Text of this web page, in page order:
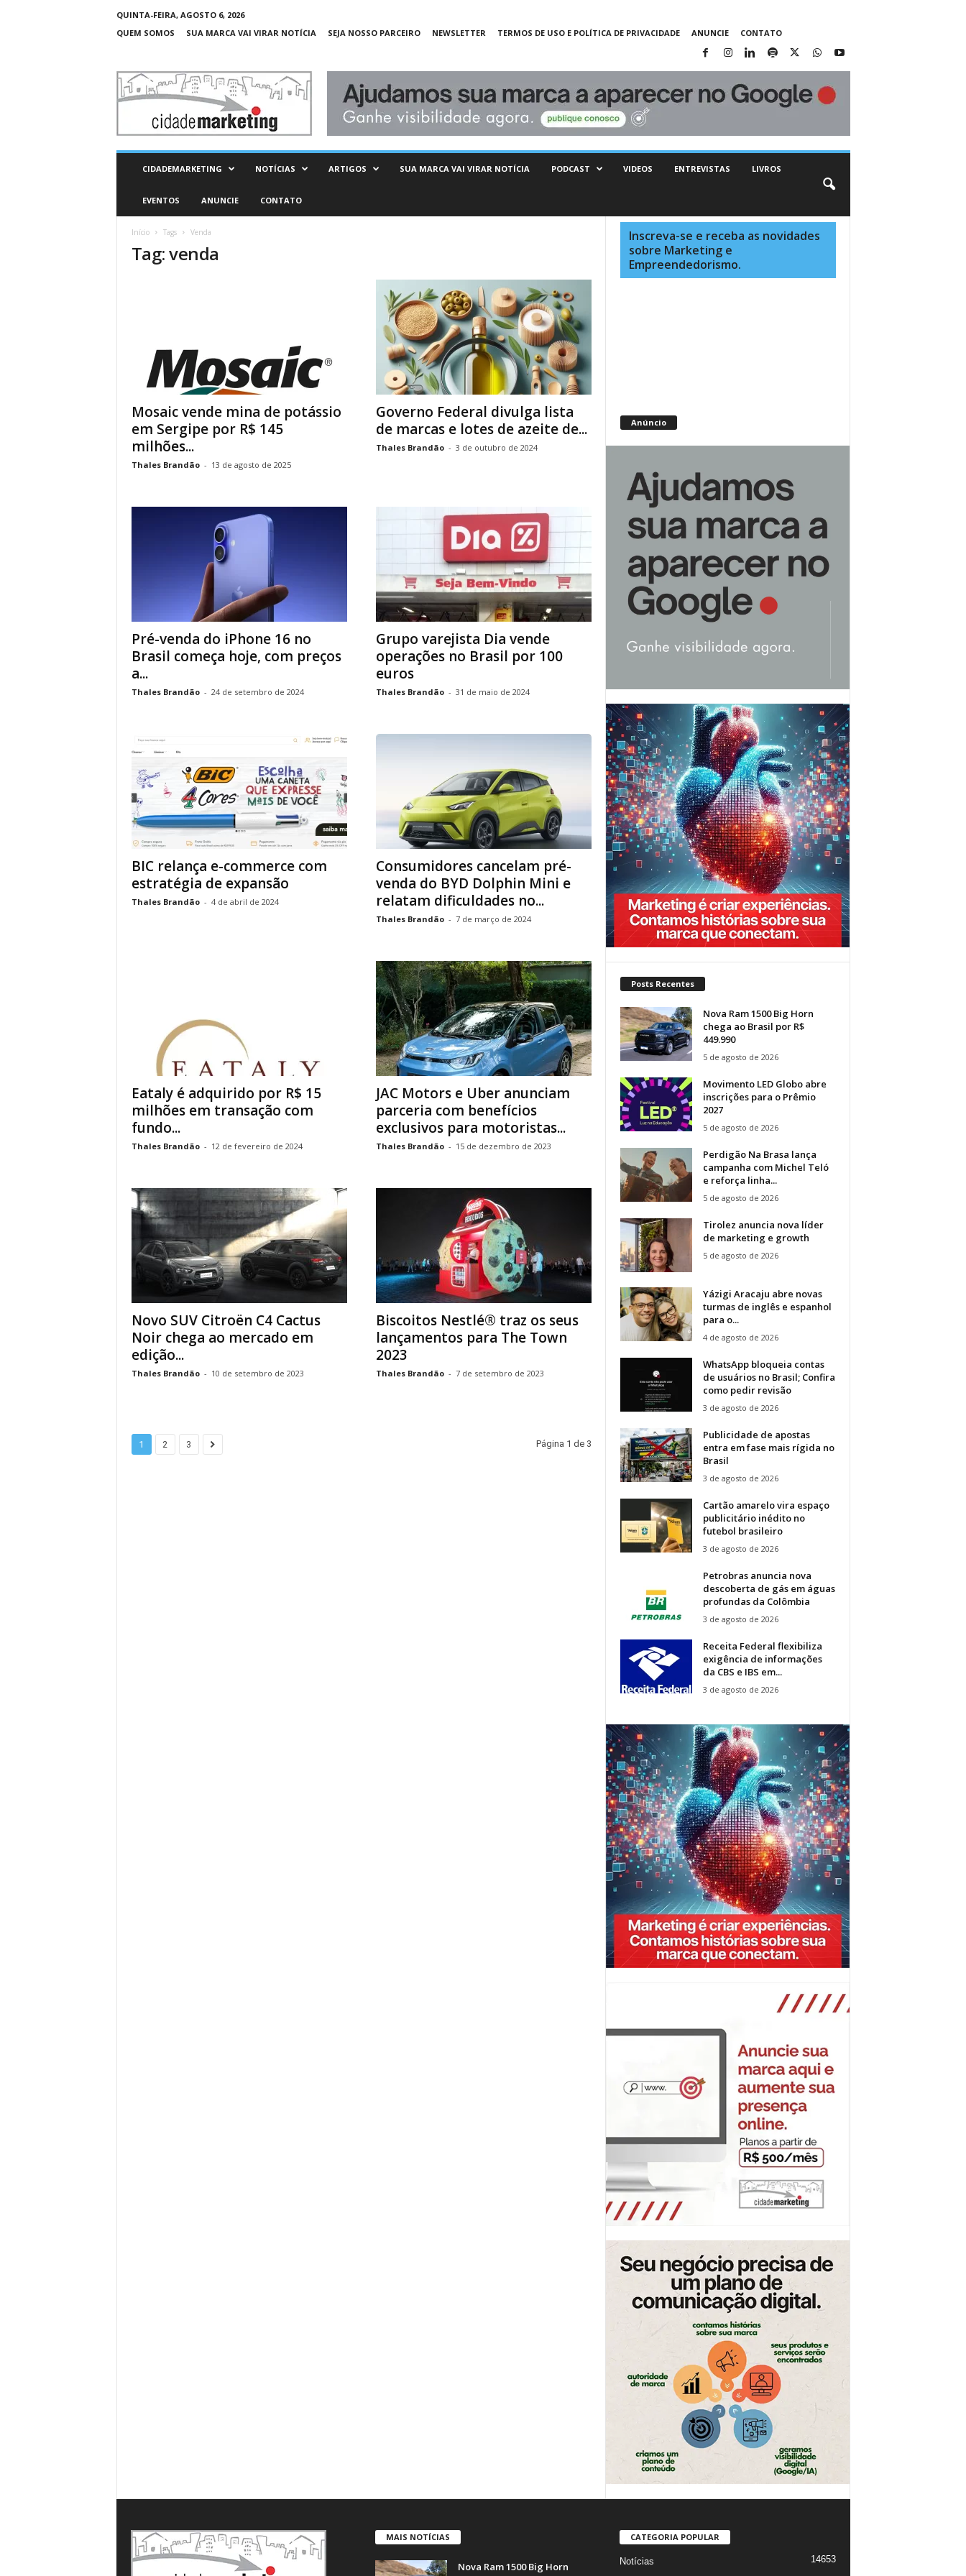
QUINTA-FEIRA, AGOSTO 6, 2026
QUEM SOMOS
SUA MARCA VAI VIRAR NOTÍCIA SEJA NOSSO PARCEIRO NEWSLETTER TERMOS DE USO E POLÍTICA DE PRIVACIDADE ANUNCIE CONTATO
C
d
CIDADEMARKETING NOTÍCIAS ARTIGOS SUA MARCA VAI VIRAR NOTÍCIA PODCAST VIDEOS ENTREVISTAS LIVROS
EVENTOS ANUNCIE CONTATO
Início Tags Venda
Tag: venda
Mosaic vende mina de potássio
em Sergipe por R$ 145
milhões...
Thales Brandão - 13 de agosto de 2025
Governo Federal divulga lista
de marcas e lotes de azeite de...
Thales Brandão - 3 de outubro de 2024
Pré-venda do iPhone 16 no
Brasil começa hoje, com preços
a...
Thales Brandão - 24 de setembro de 2024
Grupo varejista Dia vende
operações no Brasil por 100
euros
Thales Brandão - 31 de maio de 2024
BIC relança e-commerce com
estratégia de expansão
Thales Brandão - 4 de abril de 2024
Consumidores cancelam pré-
venda do BYD Dolphin Mini e
relatam dificuldades no...
Thales Brandão - 7 de março de 2024
Eataly é adquirido por R$ 15
milhões em transação com
fundo...
Thales Brandão - 12 de fevereiro de 2024
JAC Motors e Uber anunciam
parceria com benefícios
exclusivos para motoristas...
Thales Brandão - 15 de dezembro de 2023
Novo SUV Citroën C4 Cactus
Noir chega ao mercado em
edição...
Thales Brandão - 10 de setembro de 2023
Biscoitos Nestlé® traz os seus
lançamentos para The Town
2023
Thales Brandão - 7 de setembro de 2023
1 2 3 Página 1 de 3
Inscreva-se e receba as novidades
sobre Marketing e
Empreendedorismo.
Anúncio
Posts Recentes
Nova Ram 1500 Big Horn
chega ao Brasil por R$
449.990
5 de agosto de 2026
Movimento LED Globo abre
inscrições para o Prêmio
2027
5 de agosto de 2026
Perdigão Na Brasa lança
campanha com Michel Teló
e reforça linha...
5 de agosto de 2026
Tirolez anuncia nova líder
de marketing e growth
5 de agosto de 2026
Yázigi Aracaju abre novas
turmas de inglês e espanhol
para o...
4 de agosto de 2026
WhatsApp bloqueia contas
de usuários no Brasil; Confira
como pedir revisão
3 de agosto de 2026
Publicidade de apostas
entra em fase mais rígida no
Brasil
3 de agosto de 2026
Cartão amarelo vira espaço
publicitário inédito no
futebol brasileiro
3 de agosto de 2026
Petrobras anuncia nova
descoberta de gás em águas
profundas da Colômbia
3 de agosto de 2026
Receita Federal flexibiliza
exigência de informações
da CBS e IBS em...
3 de agosto de 2026
MAIS NOTÍCIAS
Nova Ram 1500 Big Horn
CATEGORIA POPULAR
Notícias
14653